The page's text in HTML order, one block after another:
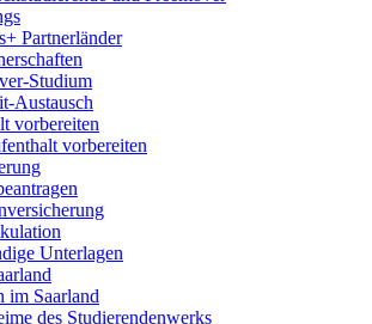
Partnerländer
Studium
Austausch
vorbereiten
vorbereiten
Unterlagen
im Saarland
des Studierendenwerks